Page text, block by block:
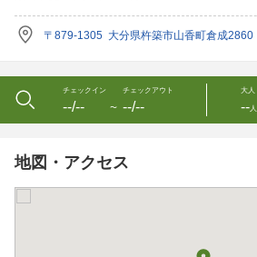
〒879-1305 大分県杵築市山香町倉成2860
チェックイン
--/-- 〜
チェックアウト
--/--
大人
--人
地図・アクセス